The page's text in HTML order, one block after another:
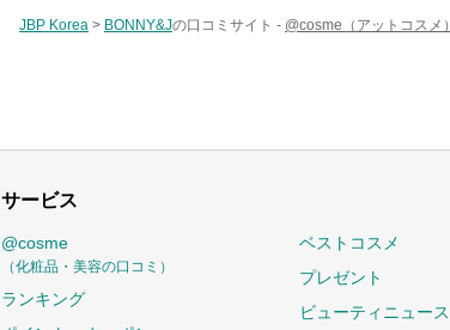
JBP Korea > BONNY&Jの口コミサイト - @cosme（アットコスメ）
サービス
@cosme
（化粧品・美容の口コミ）
ランキング
ベストコスメ
プレゼント
ビューティニュース